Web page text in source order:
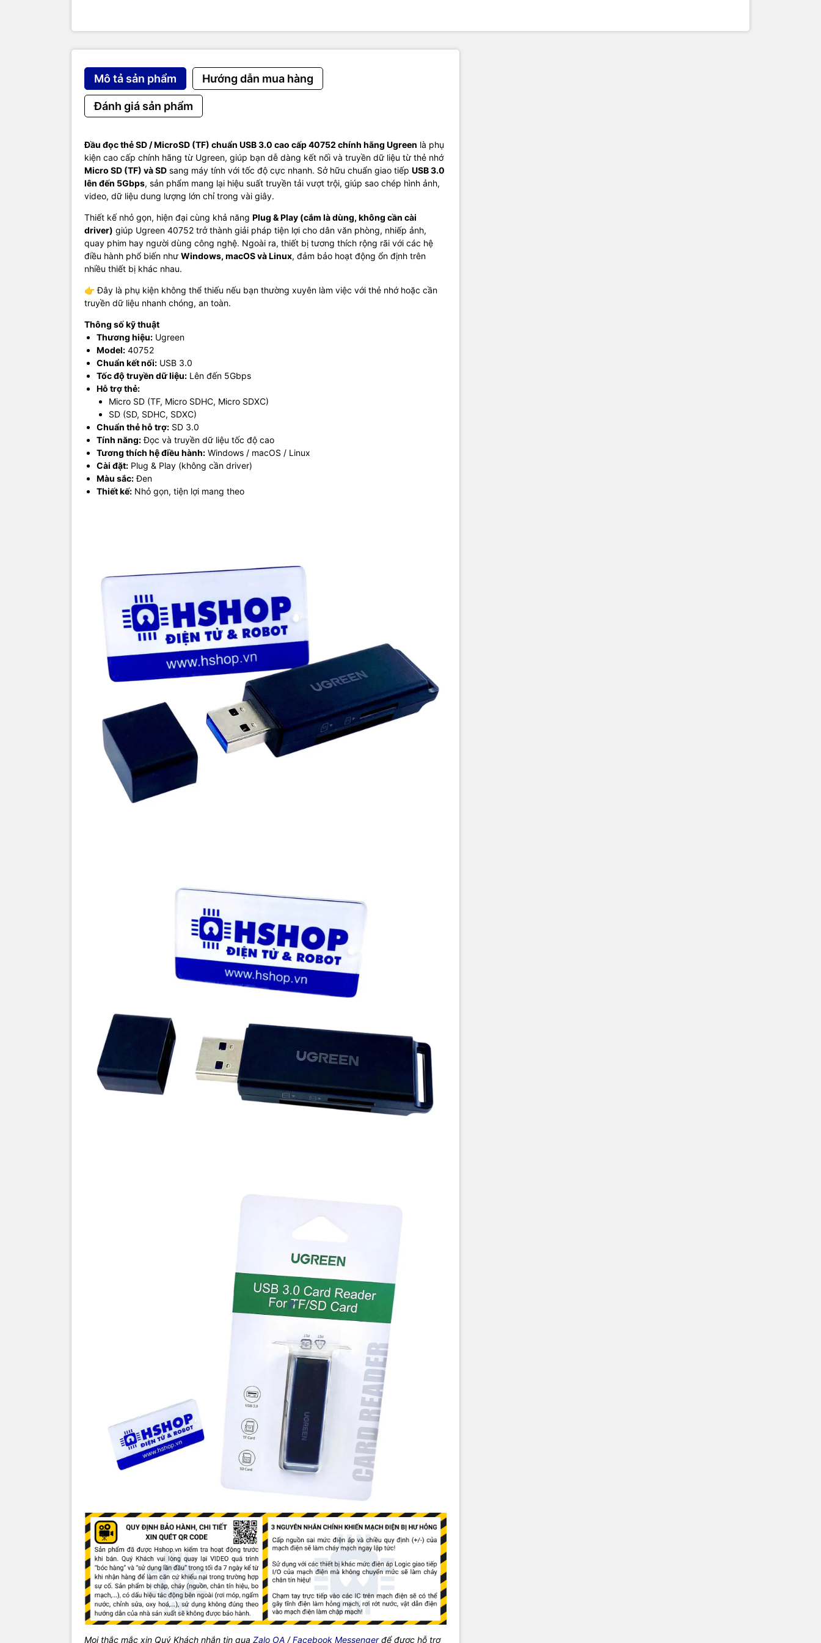
Mô tả sản phẩm Hướng dẫn mua hàng
Đánh giá sản phẩm
Đầu đọc thẻ SD / MicroSD (TF) chuẩn USB 3.0 cao cấp 40752 chính hãng Ugreen là phụ
kiện cao cấp chính hãng từ Ugreen, giúp bạn dễ dàng kết nối và truyền dữ liệu từ thẻ nhớ
Micro SD (TF) và SD sang máy tính với tốc độ cực nhanh. Sở hữu chuẩn giao tiếp USB 3.0
lên đến 5Gbps, sản phẩm mang lại hiệu suất truyền tải vượt trội, giúp sao chép hình ảnh,
video, dữ liệu dung lượng lớn chỉ trong vài giây.
Thiết kế nhỏ gọn, hiện đại cùng khả năng Plug & Play (cắm là dùng, không cần cài
driver) giúp Ugreen 40752 trở thành giải pháp tiện lợi cho dân văn phòng, nhiếp ảnh,
quay phim hay người dùng công nghệ. Ngoài ra, thiết bị tương thích rộng rãi với các hệ
điều hành phổ biến như Windows, macOS và Linux, đảm bảo hoạt động ổn định trên
nhiều thiết bị khác nhau.
👉 Đây là phụ kiện không thể thiếu nếu bạn thường xuyên làm việc với thẻ nhớ hoặc cần
truyền dữ liệu nhanh chóng, an toàn.
Thông số kỹ thuật
Thương hiệu: Ugreen
Model: 40752
Chuẩn kết nối: USB 3.0
Tốc độ truyền dữ liệu: Lên đến 5Gbps
Hỗ trợ thẻ:
Micro SD (TF, Micro SDHC, Micro SDXC)
SD (SD, SDHC, SDXC)
Chuẩn thẻ hỗ trợ: SD 3.0
Tính năng:Đọc và truyền dữ liệu tốc độ cao
Tương thích hệ điều hành: Windows / macOS / Linux
Cài đặt: Plug & Play (không cần driver)
Màu sắc:Đen
Thiết kế: Nhỏ gọn, tiện lợi mang theo
Mọi thắc mắc xin Quý Khách nhắn tin qua Zalo OA /Facebook Messengerđể được hỗ trợ
Micro SD (TF, Micro SDHC, Micro SDXC)
Tính năng:Đọc và truyền dữ liệu tốc độ cao
Tương thích hệ điều hành:
Cài đặt:Plug & Play (không cần driver)